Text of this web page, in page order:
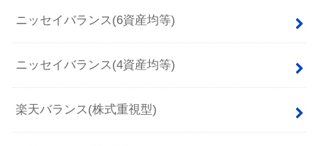
ニッセイバランス(6資産均等)
ニッセイバランス(4資産均等)
楽天バランス(株式重視型)